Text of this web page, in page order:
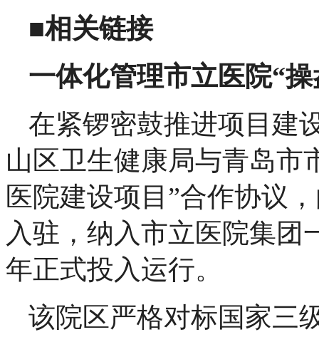
■相关链接
一体化管理市立医院“操
在紧锣密鼓推进项目建
山区卫生健康局与青岛市
医院建设项目”合作协议
入驻，纳入市立医院集团
年正式投入运行。
该院区严格对标国家三